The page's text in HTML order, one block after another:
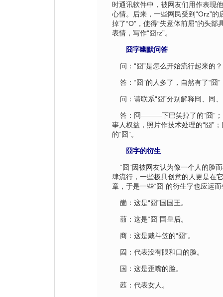
时通讯软件中，被网友们用作表现
心情。后来，一些网民受到“Orz”的
掉了“O”，使得“失意体前屈”的头部
表情，写作“囧rz”。
囧字幽默问答
问：“囧”是怎么开始流行起来的？
答：“囧”的人多了，自然有了“囧”
问：请联系“囧”分别解释冏、同
答：冏———下巴笑掉了的“囧”
事人权益，照片作技术处理的“囧
的“囧”。
囧字的衍生
“囧”因被网友认为像一个人的脸
肆流行，一些极具创意的人更是在
章，于是一些“囧”的衍生字也应运
崮：这是“囧”国国王。
莔：这是“囧”国皇后。
商：这是戴斗笠的“囧”。
囜：代表没有眼和口的脸。
国：这是歪嘴的脸。
苉：代表女人。